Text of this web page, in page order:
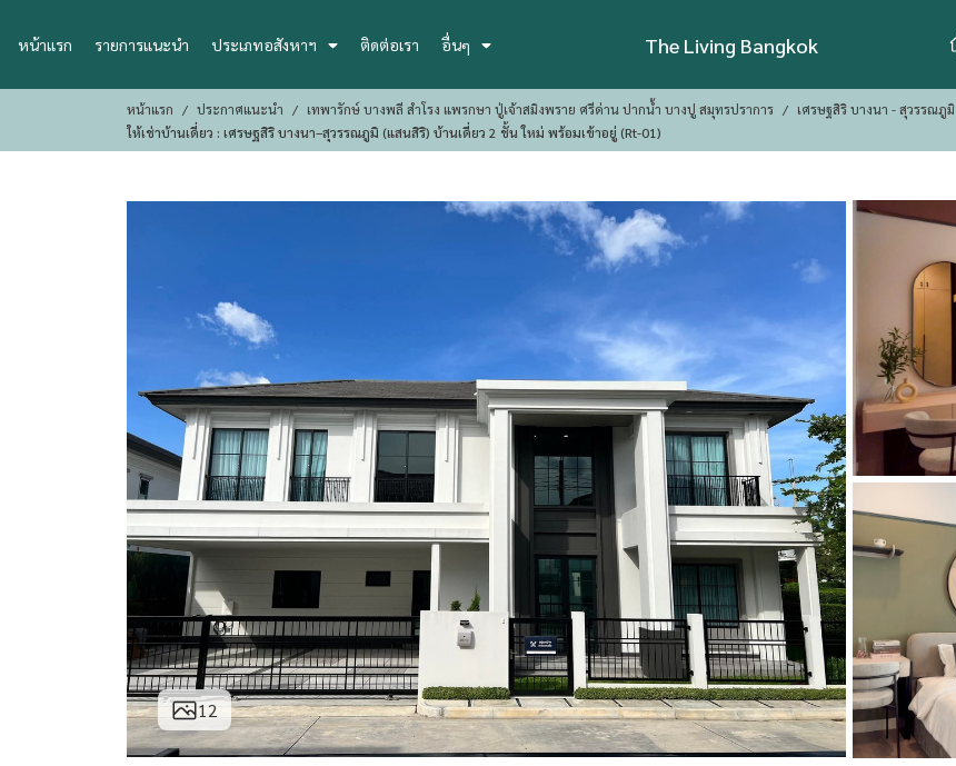
หน้าแรก รายการแนะนำ ประเภทอสังหาฯ ติดต่อเรา อื่นๆ The Living Bangkok
หน้าแรก ประกาศแนะนำ เทพารักษ์ บางพลี สำโรง แพรกษา ปู่เจ้าสมิงพราย ศรีด่าน ปากน้ำ บางปู สมุทรปราการ
เศรษฐสิริ บางนา - สุวรรณภูมิ
ให้เช่าบ้านเดี่ยว : เศรษฐสิริ บางนา–สุวรรณภูมิ (แสนสิริ) บ้านเดี่ยว 2 ชั้น ใหม่ พร้อมเข้าอยู่ (Rt-01)
12